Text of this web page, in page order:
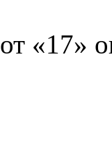
от «17»